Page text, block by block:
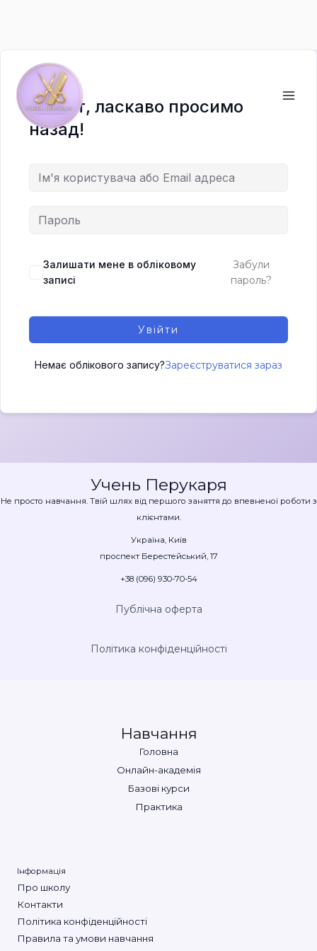
вмісту
Привіт, ласкаво просимо
назад!
Залишати мене в обліковому
записі
Забули
пароль?
Увійти
Немає облікового запису?Зареєструватися зараз
Учень Перукаря
Не просто навчання. Твій шлях від першого заняття до впевненої роботи з
клієнтами.
Україна, Київ
проспект Берестейський, 17
+38 (096) 930-70-54
Публічна оферта
Політика конфіденційності
Навчання
Головна
Онлайн-академія
Базові курси
Практика
Інформація
Про школу
Контакти
Політика конфіденційності
Правила та умови навчання